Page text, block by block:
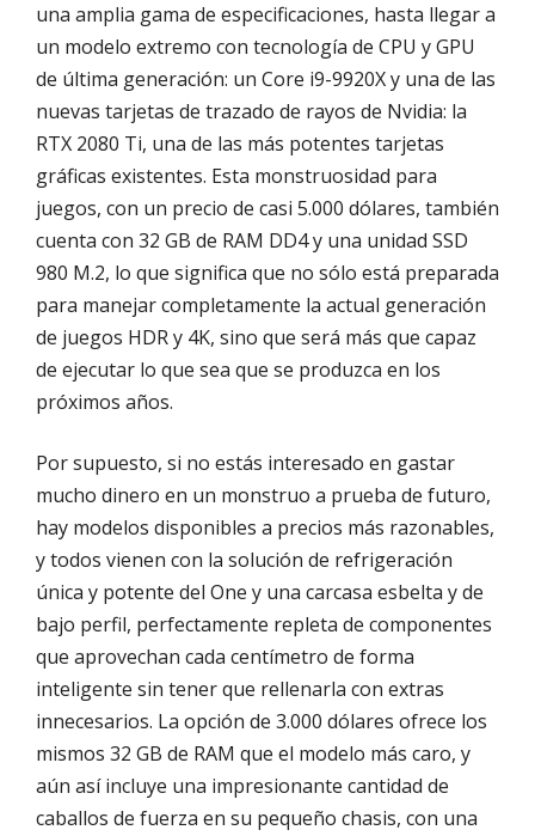
una amplia gama de especificaciones, hasta llegar a
un modelo extremo con tecnología de CPU y GPU
de última generación: un Core i9-9920X y una de las
nuevas tarjetas de trazado de rayos de Nvidia: la
RTX 2080 Ti, una de las más potentes tarjetas
gráficas existentes. Esta monstruosidad para
juegos, con un precio de casi 5.000 dólares, también
cuenta con 32 GB de RAM DD4 y una unidad SSD
980 M.2, lo que significa que no sólo está preparada
para manejar completamente la actual generación
de juegos HDR y 4K, sino que será más que capaz
de ejecutar lo que sea que se produzca en los
próximos años.
Por supuesto, si no estás interesado en gastar
mucho dinero en un monstruo a prueba de futuro,
hay modelos disponibles a precios más razonables,
y todos vienen con la solución de refrigeración
única y potente del One y una carcasa esbelta y de
bajo perfil, perfectamente repleta de componentes
que aprovechan cada centímetro de forma
inteligente sin tener que rellenarla con extras
innecesarios. La opción de 3.000 dólares ofrece los
mismos 32 GB de RAM que el modelo más caro, y
aún así incluye una impresionante cantidad de
caballos de fuerza en su pequeño chasis, con una